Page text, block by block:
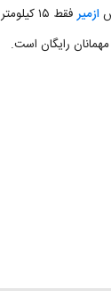
ازمیر
فقط ۱۵
رایگان است.